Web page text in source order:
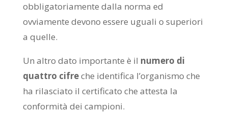
obbligatoriamente dalla norma ed
ovviamente devono essere uguali o superiori
a quelle.
Un altro dato importante è il numero di
quattro cifreche identifica l’organismo che
ha rilasciato il certificato che attesta la
conformità dei campioni.